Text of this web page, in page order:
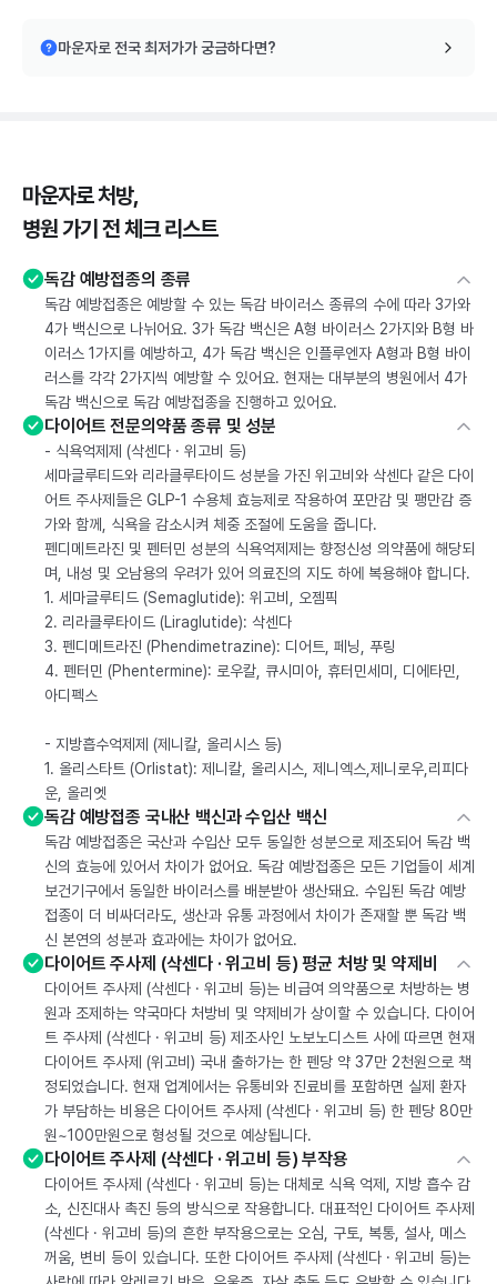
마운자로 전국 최저가가 궁금하다면?
마운자로 처방,
병원 가기 전 체크 리스트
독감 예방접종의 종류
독감 예방접종은 예방할 수 있는 독감 바이러스 종류의 수에 따라 3가와
4가 백신으로 나뉘어요. 3가 독감 백신은 A형 바이러스 2가지와 B형 바
이러스 1가지를 예방하고, 4가 독감 백신은 인플루엔자 A형과 B형 바이
러스를 각각 2가지씩 예방할 수 있어요. 현재는 대부분의 병원에서 4가
독감 백신으로 독감 예방접종을 진행하고 있어요.
다이어트 전문의약품 종류 및 성분
- 식욕억제제 (삭센다 · 위고비 등)
세마글루티드와 리라클루타이드 성분을 가진 위고비와 삭센다 같은 다이
어트 주사제들은 GLP-1 수용체 효능제로 작용하여 포만감 및 팽만감 증
가와 함께, 식욕을 감소시켜 체중 조절에 도움을 줍니다.
펜디메트라진 및 펜터민 성분의 식욕억제제는 향정신성 의약품에 해당되
며, 내성 및 오남용의 우려가 있어 의료진의 지도 하에 복용해야 합니다.
1. 세마글루티드 (Semaglutide): 위고비, 오젬픽
2. 리라클루타이드 (Liraglutide): 삭센다
3. 펜디메트라진 (Phendimetrazine): 디어트, 페닝, 푸링
4. 펜터민 (Phentermine): 로우칼, 큐시미아, 휴터민세미, 디에타민,
아디펙스
- 지방흡수억제제 (제니칼, 올리시스 등)
1. 올리스타트 (Orlistat): 제니칼, 올리시스, 제니엑스,제니로우,리피다
운, 올리엣
독감 예방접종 국내산 백신과 수입산 백신
독감 예방접종은 국산과 수입산 모두 동일한 성분으로 제조되어 독감 백
신의 효능에 있어서 차이가 없어요. 독감 예방접종은 모든 기업들이 세계
보건기구에서 동일한 바이러스를 배분받아 생산돼요. 수입된 독감 예방
접종이 더 비싸더라도, 생산과 유통 과정에서 차이가 존재할 뿐 독감 백
신 본연의 성분과 효과에는 차이가 없어요.
다이어트 주사제 (삭센다 · 위고비 등) 평균 처방 및 약제비
다이어트 주사제 (삭센다 · 위고비 등)는 비급여 의약품으로 처방하는 병
원과 조제하는 약국마다 처방비 및 약제비가 상이할 수 있습니다. 다이어
트 주사제 (삭센다 · 위고비 등) 제조사인 노보노디스트 사에 따르면 현재
다이어트 주사제 (위고비) 국내 출하가는 한 펜당 약 37만 2천원으로 책
정되었습니다. 현재 업계에서는 유통비와 진료비를 포함하면 실제 환자
가 부담하는 비용은 다이어트 주사제 (삭센다 · 위고비 등) 한 펜당 80만
원~100만원으로 형성될 것으로 예상됩니다.
다이어트 주사제 (삭센다 · 위고비 등) 부작용
다이어트 주사제 (삭센다 · 위고비 등)는 대체로 식욕 억제, 지방 흡수 감
소, 신진대사 촉진 등의 방식으로 작용합니다. 대표적인 다이어트 주사제
(삭센다 · 위고비 등)의 흔한 부작용으로는 오심, 구토, 복통, 설사, 메스
꺼움, 변비 등이 있습니다. 또한 다이어트 주사제 (삭센다 · 위고비 등)는